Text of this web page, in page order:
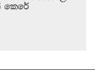
කෙරේ